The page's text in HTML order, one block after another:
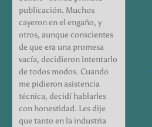
publicación. Muchos
cayeron en el engaño, y
otros, aunque conscientes
de que era una promesa
vacía, decidieron intentarlo
de todos modos. Cuando
me pidieron asistencia
técnica, decidí hablarles
con honestidad. Les dije
que tanto en la industria